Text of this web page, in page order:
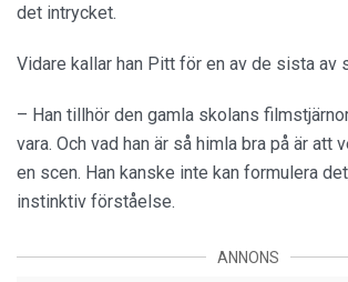
det intrycket.
Vidare kallar han Pitt för en av de sista av
– Han tillhör den gamla skolans
vara. Och vad han är så himla bra på är att
en scen. Han kanske inte kan formulera
instinktiv förståelse.
ANNONS